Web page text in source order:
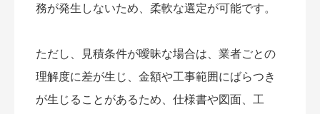
務が発生しないため、柔軟な選定が可能です。
ただし、見積条件が曖昧な場合は、業者ごとの
理解度に差が生じ、金額や工事範囲にばらつき
が生じることがあるため、仕様書や図面、工